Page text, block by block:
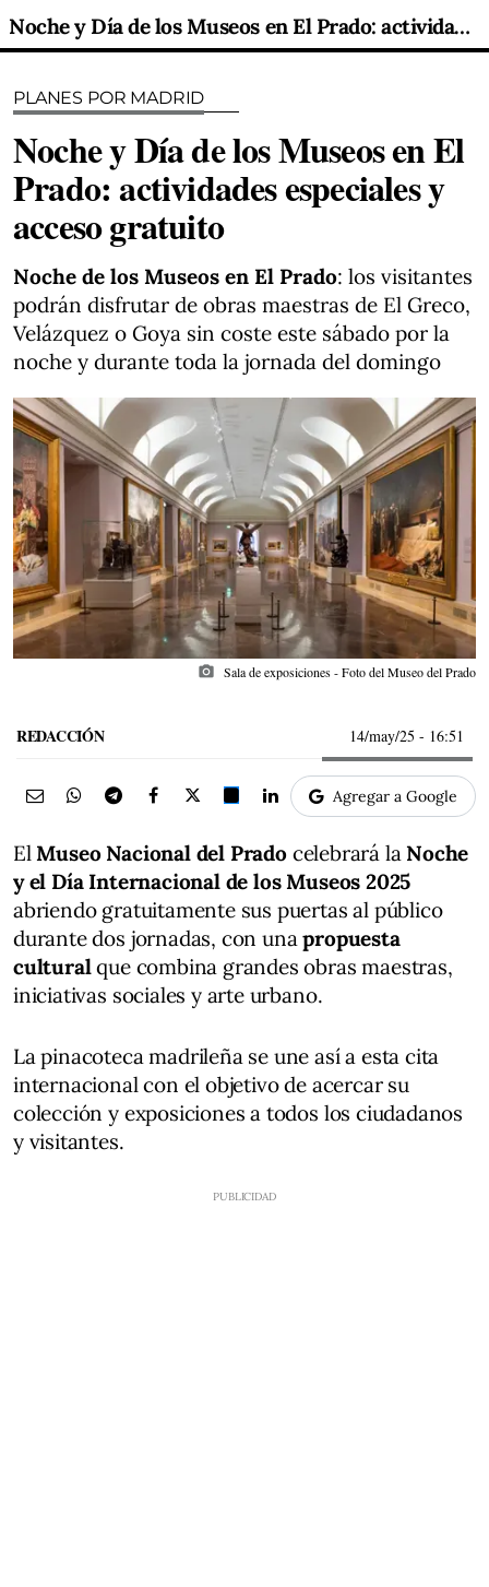
Noche y Día de los Museos en El Prado: actividades especiales y acceso gratuito
PLANES POR MADRID
Noche y Día de los Museos en El
Prado: actividades especiales y
acceso gratuito
Noche de los Museos en El Prado: los visitantes
podrán disfrutar de obras maestras de El Greco,
Velázquez o Goya sin coste este sábado por la
noche y durante toda la jornada del domingo
photo_camera Sala de exposiciones - Foto del Museo del Prado
REDACCIÓN 14/may/25 - 16:51
Agregar a Google
ElMuseo Nacional del Pradocelebrará laNoche
y el Día Internacional de los Museos 2025
abriendo gratuitamente sus puertas al público
durante dos jornadas, con unapropuesta
culturalque combina grandes obras maestras,
iniciativas sociales y arte urbano.
La pinacoteca madrileña se une así a esta cita
internacional con el objetivo de acercar su
colección y exposiciones a todos los ciudadanos
y visitantes.